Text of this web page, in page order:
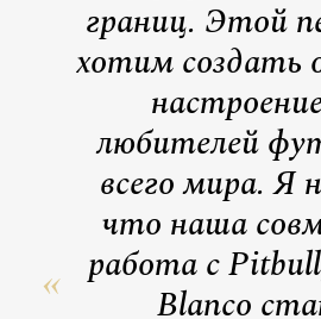
границ. Этой
хотим создать
любителей
всего мира. Я
что наша
работа с
Blanco